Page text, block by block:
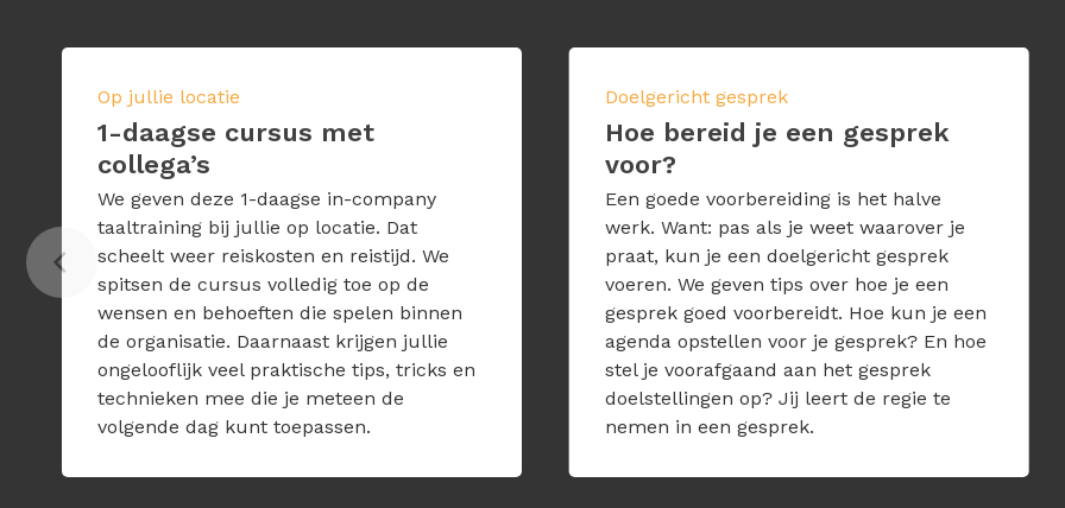
Op jullie locatie
1-daagse cursus met
collega’s
We geven deze 1-daagse in-company
taaltraining bij jullie op locatie. Dat
scheelt weer reiskosten en reistijd. We
spitsen de cursus volledig toe op de
wensen en behoeften die spelen binnen
de organisatie. Daarnaast krijgen jullie
ongelooflijk veel praktische tips, tricks en
technieken mee die je meteen de
volgende dag kunt toepassen.
Doelgericht gesprek
Hoe bereid je een gesprek
voor?
Een goede voorbereiding is het halve
werk. Want: pas als je weet waarover je
praat, kun je een doelgericht gesprek
voeren. We geven tips over hoe je een
gesprek goed voorbereidt. Hoe kun je een
agenda opstellen voor je gesprek? En hoe
stel je voorafgaand aan het gesprek
doelstellingen op? Jij leert de regie te
nemen in een gesprek.